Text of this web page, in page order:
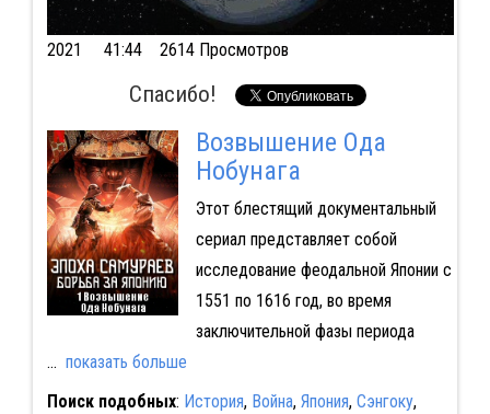
2021 41:44 2614 Просмотров
Спасибо!
Возвышение Ода
Нобунага
Этот блестящий документальный
сериал представляет собой
исследование феодальной Японии с
1551 по 1616 год, во время
заключительной фазы периода
... показать больше
Поиск подобных: История, Война, Япония, Сэнгоку,